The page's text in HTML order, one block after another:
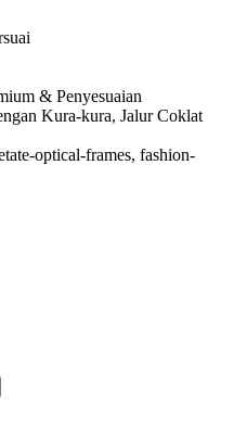
& Penyesuaian
Kura-kura, Jalur Coklat
optical-frames, fashion-